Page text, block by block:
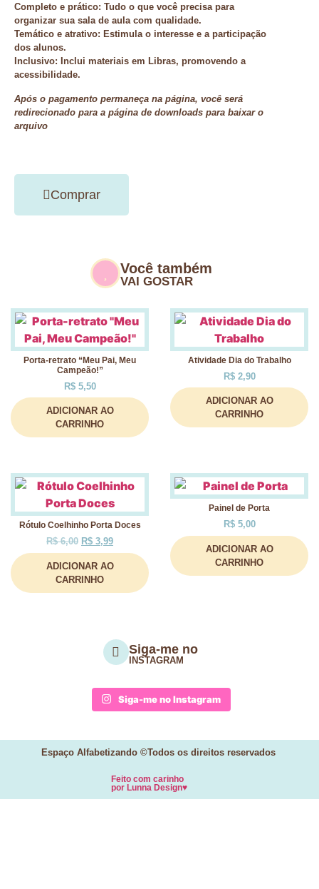
Completo e prático: Tudo o que você precisa para
organizar sua sala de aula com qualidade.
Temático e atrativo: Estimula o interesse e a participação
dos alunos.
Inclusivo: Inclui materiais em Libras, promovendo a
acessibilidade.
Após o pagamento permaneça na página, você será
redirecionado para a página de downloads para baixar o
arquivo
Comprar
Você também
VAI GOSTAR
Porta-retrato “Meu Pai, Meu
Campeão!”
R$5,50
ADICIONAR AO
CARRINHO
Atividade Dia do Trabalho
R$2,90
ADICIONAR AO
CARRINHO
Rótulo Coelhinho Porta Doces
R$6,00 R$ 3,99
ADICIONAR AO
CARRINHO
Painel de Porta
R$5,00
ADICIONAR AO
CARRINHO
Siga-me no
INSTAGRAM
Siga-me no Instagram
Espaço Alfabetizando ©Todos os direitos reservados
Feito com carinho
por Lunna Design♥